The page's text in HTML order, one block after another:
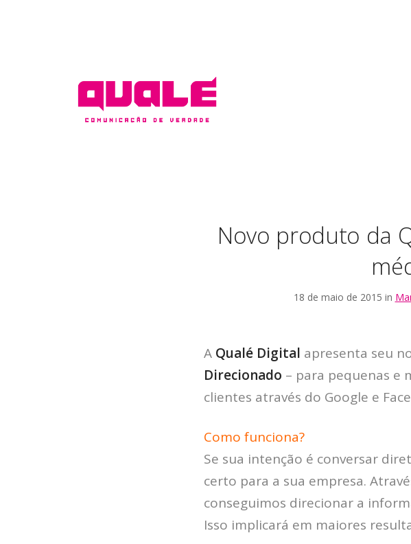
Novo produto da
18 de maio de 2015 in
A Qualé Digital apresenta seu
Direcionado – para pequenas e
clientes através do Google e
Como funciona?
Se sua intenção é conversar
certo para a sua empresa.
conseguimos direcionar a
Isso implicará em maiores